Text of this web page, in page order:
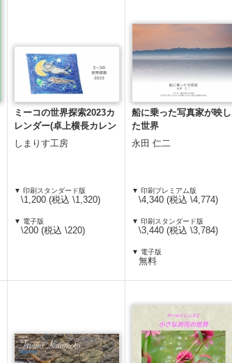
ミーコの世界探索2023カ
レンダー(卓上横長カレン
ダー)
しまりす工房
▼ 印刷スタンダード版
\1,200 (税込 \1,320)
▼ 電子版
\200 (税込 \220)
船に乗った写真家が映し
た世界
永田 仁二
▼ 印刷プレミアム版
\4,340 (税込 \4,774)
▼ 印刷スタンダード版
\3,440 (税込 \3,784)
▼ 電子版
無料